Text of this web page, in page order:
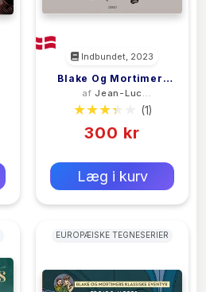
Indbundet, 2023
Blake Og Mortimer:
Kunsten At Føre Krig
– Et Ekstraordinært
Eventyr
afJean-Luc
Fromental
(1)
300 kr
Læg i kurv
EUROPÆISKE TEGNESERIER